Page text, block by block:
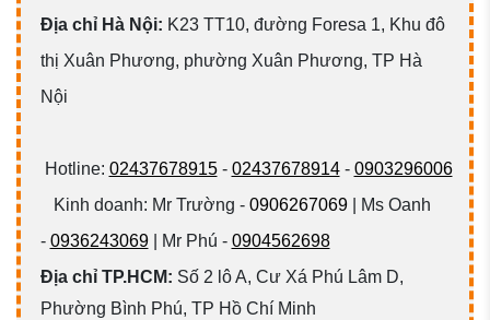
Địa chỉ Hà Nội: K23 TT10, đường Foresa 1, Khu đô
thị Xuân Phương, phường Xuân Phương, TP Hà
Nội
Hotline: 02437678915- 02437678914- 0903296006
Kinh doanh: Mr Trường - 0906267069| Ms Oanh
- 0936243069| Mr Phú - 0904562698
Địa chỉ TP.HCM: Số 2 lô A, Cư Xá Phú Lâm D,
Phường Bình Phú, TP Hồ Chí Minh